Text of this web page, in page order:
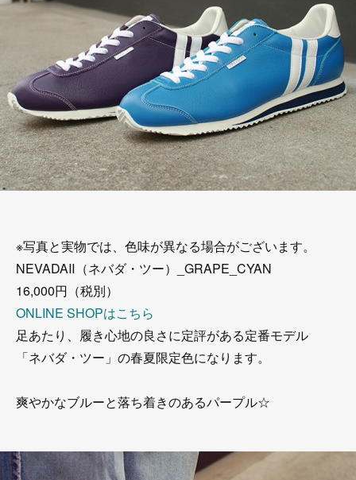
※写真と実物では、色味が異なる場合がございます。
NEVADAⅡ（ネバダ・ツー）_GRAPE_CYAN
16,000円（税別）
ONLINE SHOPはこちら
足あたり、履き心地の良さに定評がある定番モデル
「ネバダ・ツー」の春夏限定色になります。
爽やかなブルーと落ち着きのあるパープル☆